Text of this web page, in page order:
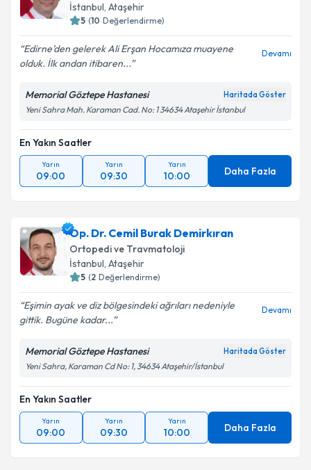
İstanbul, Ataşehir
5 (10 Değerlendirme)
Edirne’den gelerek Ali Erşan Hocamıza muayene
olduk. İlk andan itibaren...
Devamı
Memorial Göztepe Hastanesi Haritada Göster
Yeni Sahra Mah. Karaman Cad. No: 1 34634 Ataşehir İstanbul
En Yakın Saatler
Yarın
09:00
Yarın
09:30
Yarın
10:00 Daha Fazla
Op. Dr. Cemil Burak Demirkıran
Ortopedi ve Travmatoloji
İstanbul, Ataşehir
5 (2 Değerlendirme)
Eşimin ayak ve diz bölgesindeki ağrıları nedeniyle
gittik. Bugüne kadar...
Devamı
Memorial Göztepe Hastanesi Haritada Göster
Yeni Sahra, Karaman Cd No: 1, 34634 Ataşehir/İstanbul
En Yakın Saatler
Yarın
09:00
Yarın
09:30
Yarın
10:00 Daha Fazla